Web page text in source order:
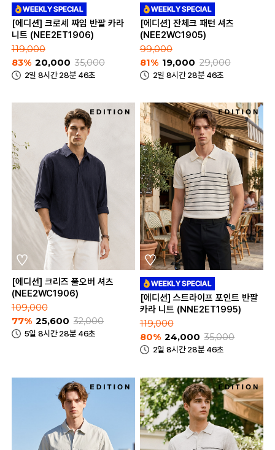
[에디션] 크로셰 짜임 반팔 카라
니트 (NEE2ET1906)
119,000
83% 20,000 35,000
2일 8시간 28분 46초
[에디션] 잔체크 패턴 셔츠
(NEE2WC1905)
99,000
81% 19,000 29,000
2일 8시간 28분 46초
[에디션] 크리즈 풀오버 셔츠
(NEE2WC1906)
109,000
77% 25,600 32,000
5일 8시간 28분 46초
[에디션] 스트라이프 포인트 반팔
카라 니트 (NNE2ET1995)
119,000
80% 24,000 35,000
2일 8시간 28분 46초